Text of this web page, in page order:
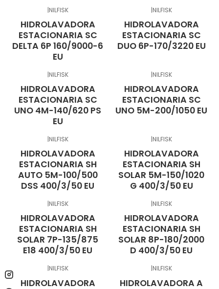
|NILFISK
HIDROLAVADORA
ESTACIONARIA SC
DELTA 6P 160/9000-6
EU
|NILFISK
HIDROLAVADORA
ESTACIONARIA SC
DUO 6P-170/3220 EU
|NILFISK
HIDROLAVADORA
ESTACIONARIA SC
UNO 4M-140/620 PS
EU
|NILFISK
HIDROLAVADORA
ESTACIONARIA SC
UNO 5M-200/1050 EU
|NILFISK
HIDROLAVADORA
ESTACIONARIA SH
AUTO 5M-100/500
DSS 400/3/50 EU
|NILFISK
HIDROLAVADORA
ESTACIONARIA SH
SOLAR 5M-150/1020
G 400/3/50 EU
|NILFISK
HIDROLAVADORA
ESTACIONARIA SH
SOLAR 7P-135/875
E18 400/3/50 EU
|NILFISK
HIDROLAVADORA
ESTACIONARIA SH
SOLAR 8P-180/2000
D 400/3/50 EU
NILFISK
HIDROLAVADORA
NILFISK
HIDROLAVADORA A